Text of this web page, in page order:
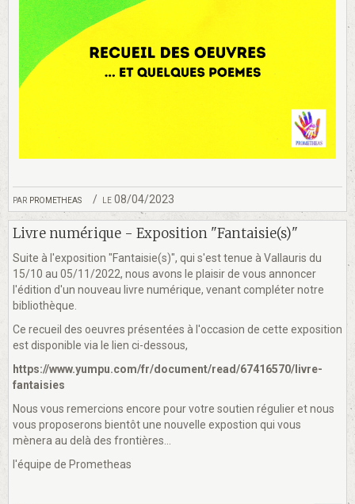
par prometheas le 08/04/2023
Livre numérique - Exposition "Fantaisie(s)"
Suite à l'exposition "Fantaisie(s)", qui s'est tenue à Vallauris du
15/10 au 05/11/2022, nous avons le plaisir de vous annoncer
l'édition d'un nouveau livre numérique, venant compléter notre
bibliothèque.
Ce recueil des oeuvres présentées à l'occasion de cette exposition
est disponible via le lien ci-dessous,
https://www.yumpu.com/fr/document/read/67416570/livre-
fantaisies
Nous vous remercions encore pour votre soutien régulier et nous
vous proposerons bientôt une nouvelle expostion qui vous
mènera au delà des frontières...
l'équipe de Prometheas